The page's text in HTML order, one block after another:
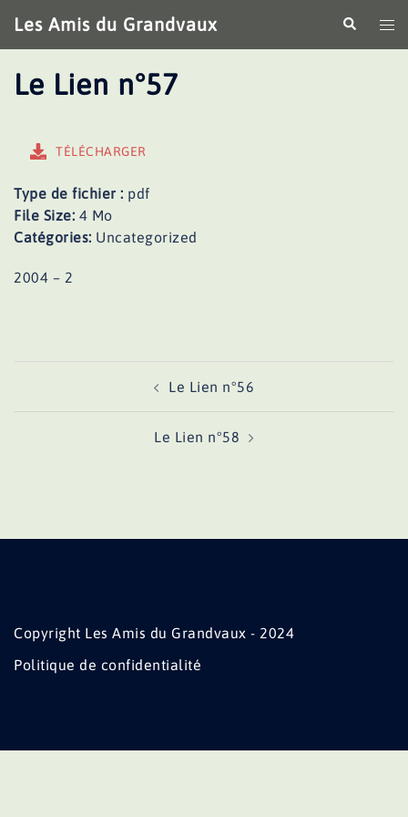
au
contenu
Les Amis du Grandvaux
le
Le Lien n°57
2004 – 2
TÉLÉCHARGER
Type de fichier : pdf
File Size: 4 Mo
Catégories: Uncategorized
Le Lien n°56
Le Lien n°58
Copyright Les Amis du Grandvaux - 2024
Politique de confidentialité